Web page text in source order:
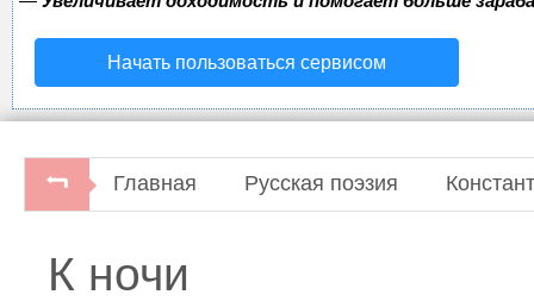
Начать пользоваться сервисом
Главная Русская поэзия
К ночи